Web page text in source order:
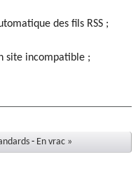
des fils RSS ;
site incompatible ;
- En vrac »